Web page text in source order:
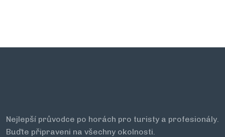
Nejlepší průvodce po horách pro turisty a profesionály.
Buďte připraveni na všechny okolnosti.